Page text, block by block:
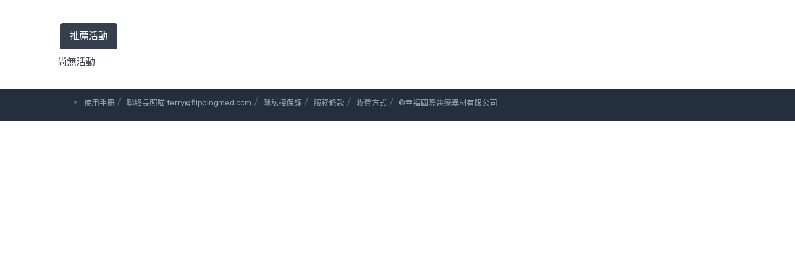
推薦活動
尚無活動
使用手冊 / 聯絡長照喵 terry@flippingmed.com / 隱私權保護 / 服務條款 / 收費方式 / ©幸福國際醫療器材有限公司